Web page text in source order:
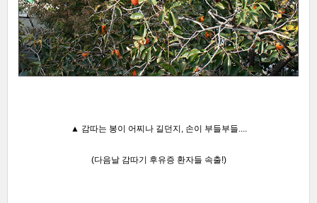
▲ 감따는 봉이 어찌나 길던지, 손이 부들부들....
(다음날 감따기 후유증 환자들 속출!)